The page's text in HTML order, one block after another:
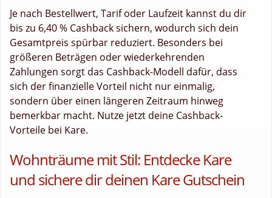
Je nach Bestellwert, Tarif oder Laufzeit kannst du dir
bis zu 6,40 % Cashback sichern, wodurch sich dein
Gesamtpreis spürbar reduziert. Besonders bei
größeren Beträgen oder wiederkehrenden
Zahlungen sorgt das Cashback-Modell dafür, dass
sich der finanzielle Vorteil nicht nur einmalig,
sondern über einen längeren Zeitraum hinweg
bemerkbar macht. Nutze jetzt deine Cashback-
Vorteile bei Kare.
Wohnträume mit Stil: Entdecke Kare
und sichere dir deinen Kare Gutschein